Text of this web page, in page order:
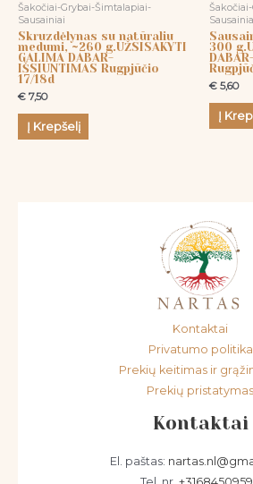
Šakočiai-Grybai-Šimtalapiai-
Sausainiai
Skruzdėlynas su natūraliu
medumi, ~260 g.UŽSISAKYTI
GALIMA DABAR-
IŠSIUNTIMAS Rugpjūčio
17/18d
€ 7,50
Į Krepšelį
300
€ 5,60
Į
Kontaktai
Privatumo politika
Prekių keitimas ir
Prekių pristatymas
Kontaktai
El. paštas: